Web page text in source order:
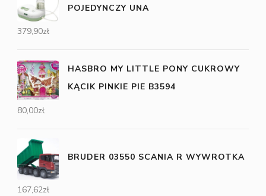
POJEDYNCZY UNA
379,90zł
HASBRO MY LITTLE PONY CUKROWY
KĄCIK PINKIE PIE B3594
80,00zł
BRUDER 03550 SCANIA R WYWROTKA
167,62zł